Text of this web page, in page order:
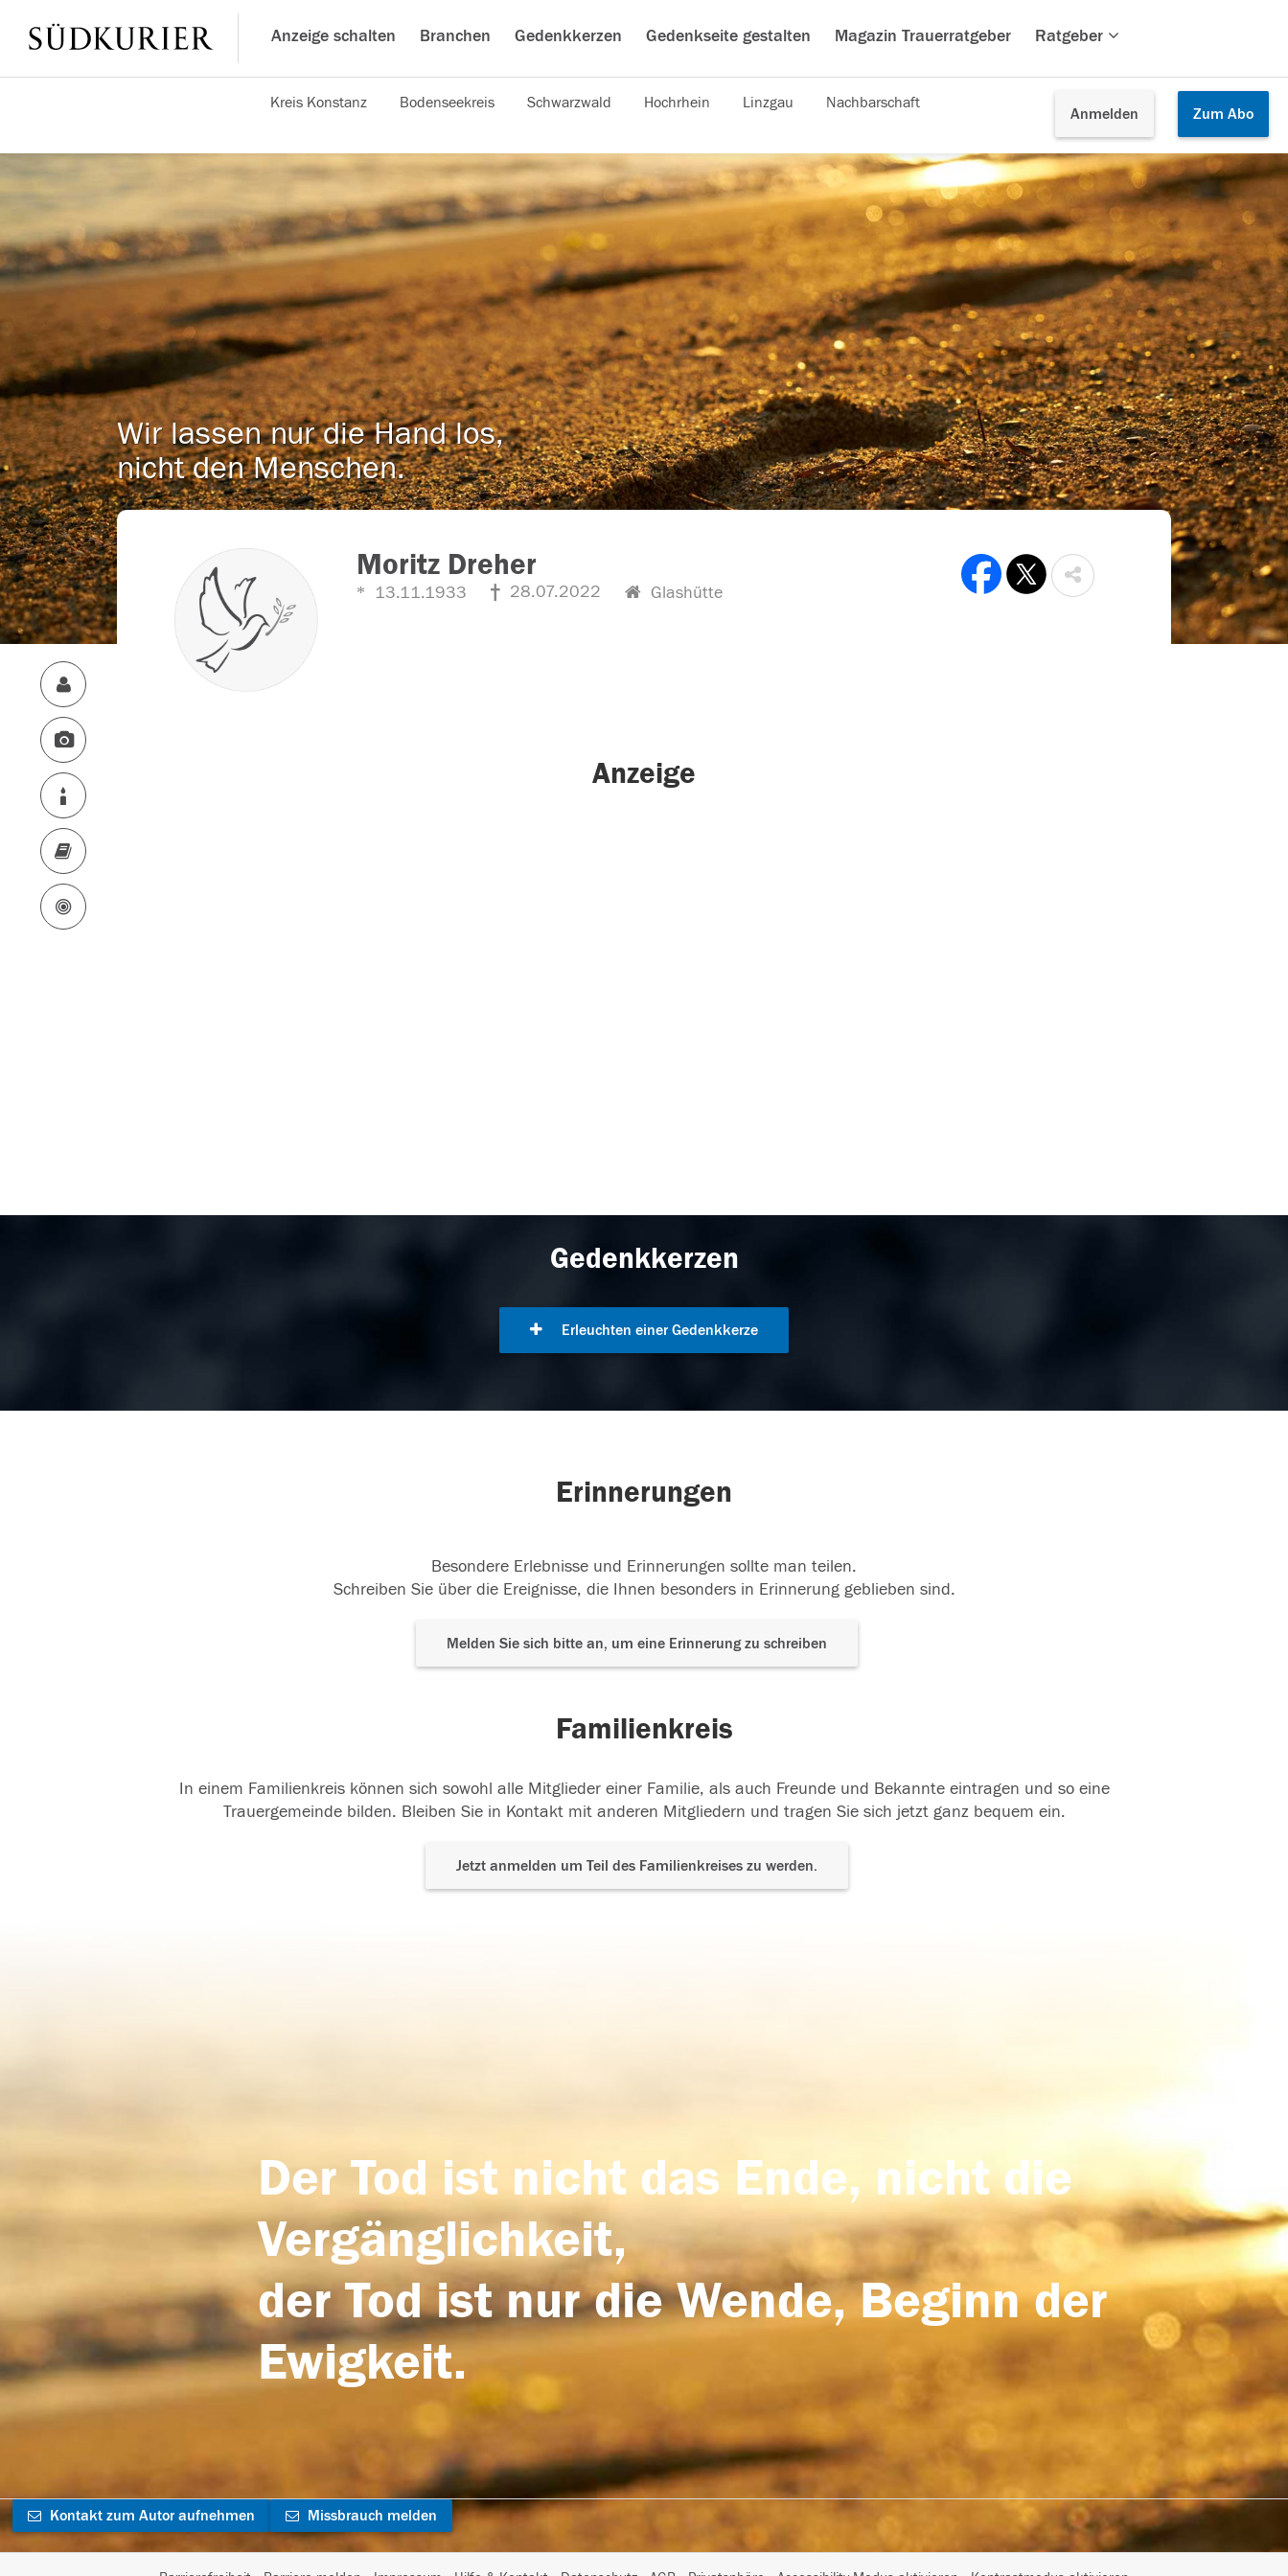
Anzeige schalten Branchen Gedenkkerzen Gedenkseite gestalten Magazin Trauerratgeber Ratgeber
Anmelden Zum Abo
Kreis Konstanz Bodenseekreis Schwarzwald Hochrhein Linzgau Nachbarschaft
Wir lassen nur die Hand los,
nicht den Menschen.
Moritz Dreher
13.11.1933 28.07.2022 Glashütte
Anzeige
Gedenkkerzen
Erleuchten einer Gedenkkerze
Erinnerungen
Besondere Erlebnisse und Erinnerungen sollte man teilen.
Schreiben Sie über die Ereignisse, die Ihnen besonders in Erinnerung geblieben sind.
Melden Sie sich bitte an, um eine Erinnerung zu schreiben
Familienkreis
In einem Familienkreis können sich sowohl alle Mitglieder einer Familie, als auch Freunde und Bekannte eintragen und so eine
Trauergemeinde bilden. Bleiben Sie in Kontakt mit anderen Mitgliedern und tragen Sie sich jetzt ganz bequem ein.
Jetzt anmelden um Teil des Familienkreises zu werden.
Der Tod ist nicht das Ende, nicht die
Vergänglichkeit,
der Tod ist nur die Wende, Beginn der
Ewigkeit.
Kontakt zum Autor aufnehmen Missbrauch melden